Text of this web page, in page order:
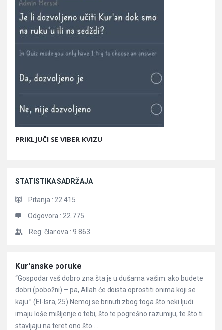
PRIKLJUČI SE VIBER KVIZU
STATISTIKA SADRŽAJA
Pitanja : 22.415
Odgovora : 22.775
Reg. članova : 9.863
Članci
Kur'anske poruke
“Gospodar vaš dobro zna šta je u dušama vašim: ako budete
dobri (pobožni) – pa, Allah će doista oprostiti onima koji se
kaju.” (El-Isra, 25) Nemoj se brinuti zbog toga što neki ljudi
imaju loše mišljenje o tebi, što te pogrešno razumiju, te što ti
stavljaju na teret ono što ...